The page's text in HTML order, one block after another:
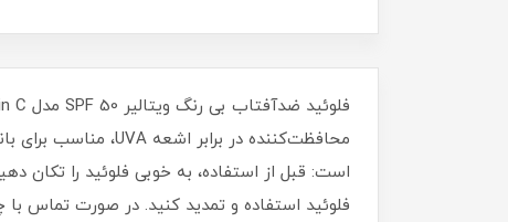
فلوئید استفاده و تمدید کنید. در صورت تماس